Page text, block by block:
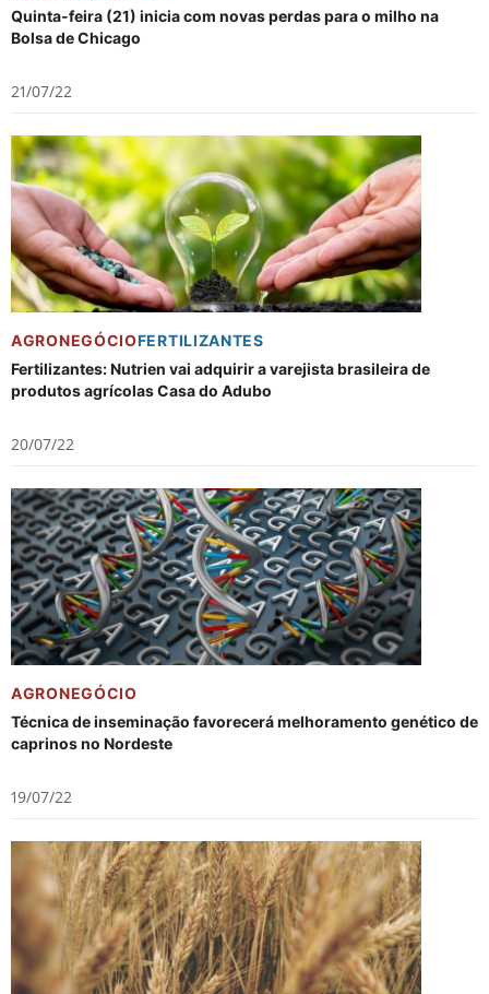
Quinta-feira (21) inicia com novas perdas para o milho na
Bolsa de Chicago
21/07/22
AGRONEGÓCIOFERTILIZANTES
Fertilizantes: Nutrien vai adquirir a varejista brasileira de
produtos agrícolas Casa do Adubo
20/07/22
AGRONEGÓCIO
Técnica de inseminação favorecerá melhoramento genético de
caprinos no Nordeste
19/07/22